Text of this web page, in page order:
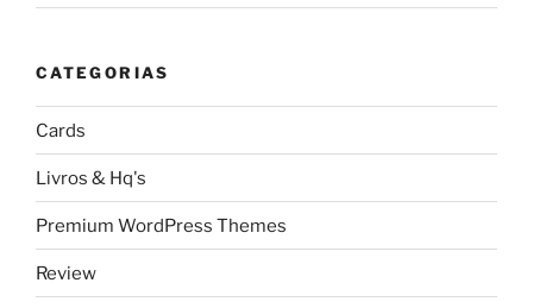
CATEGORIAS
Cards
Livros & Hq's
Premium WordPress Themes
Review